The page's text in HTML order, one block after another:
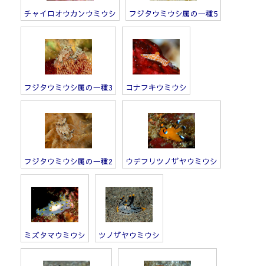
チャイロオウカンウミウシ フジタウミウシ属の一種5
フジタウミウシ属の一種3 コナフキウミウシ
フジタウミウシ属の一種2 ウデフリツノザヤウミウシ
ミズタマウミウシ ツノザヤウミウシ